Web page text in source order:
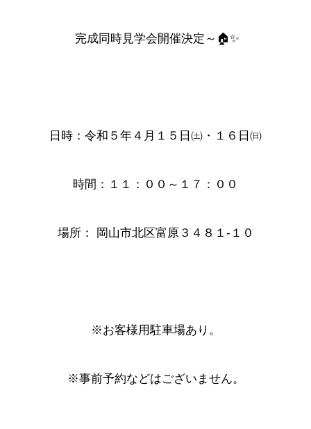
完成同時見学会開催決定～ 🏠✨
日時：令和５年４月１５日㈯・１６日㈰
時間：１１：００～１７：００
場所： 岡山市北区富原３４８１-１０
※お客様用駐車場あり。
※事前予約などはございません。